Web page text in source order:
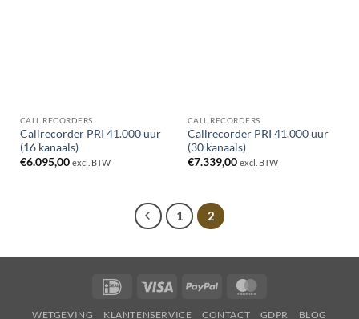
CALL RECORDERS
Callrecorder PRI 41.000 uur
(16 kanaals)
€6.095,00 excl. BTW
CALL RECORDERS
Callrecorder PRI 41.000 uur
(30 kanaals)
€7.339,00 excl. BTW
1 2
IDeal Visa PayPal
WETGEVING KLANTENSERVICE CONTACT GDPR BLOG